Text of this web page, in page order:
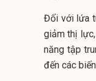
Đối với lứa
giảm thị
năng tập
đến các